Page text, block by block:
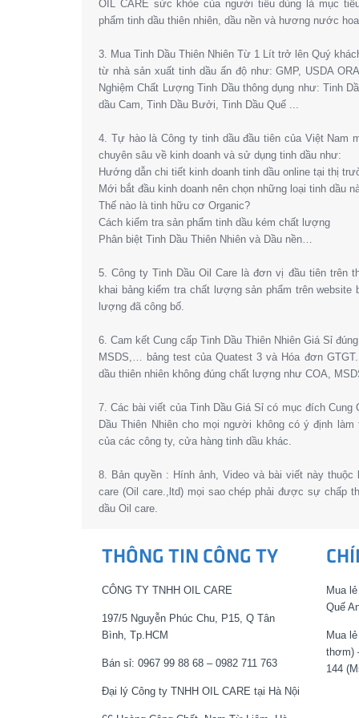
OIL CARE sức khỏe của người tiêu dùng là mục
phẩm tinh dầu thiên nhiên, dầu nền và hương nước
3. Mua Tinh Dầu Thiên Nhiên Từ 1 Lít trở lên Quý
từ nhà sản xuất tinh dầu ấn độ như: GMP, USDA
Nghiệm Chất Lượng Tinh Dầu thông dụng như: Tinh
dầu Cam, Tinh Dầu Bưởi, Tinh Dầu Quế ...
4. Tự hào là Công ty tinh dầu đầu tiên của Việt Nam
chuyên sâu về kinh doanh và sử dụng tinh dầu như:
Hướng dẫn chi tiết kinh doanh tinh dầu online tại thị
Mới bắt đầu kinh doanh nên chọn những loại tinh dầu
Thế nào là tinh hữu cơ Organic?
Cách kiểm tra sản phẩm tinh dầu kém chất lượng
Phân biệt Tinh Dầu Thiên Nhiên và Dầu nền…
5. Công ty Tinh Dầu Oil Care là đơn vị đầu tiên trên
khai bảng kiểm tra chất lượng sản phẩm trên website
lượng đã công bố.
6. Cam kết Cung cấp Tinh Dầu Thiên Nhiên Giá Sỉ
MSDS,… bảng test của Quatest 3 và Hóa đơn
dầu thiên nhiên không đúng chất lượng như COA,
7. Các bài viết của Tinh Dầu Giá Sỉ có mục đích Cung
Dầu Thiên Nhiên cho mọi người không có ý định
của các công ty, cửa hàng tinh dầu khác.
8. Bản quyền : Hính ảnh, Video và bài viết này thuộc
care (Oil care.,ltd) mọi sao chép phải được sự chấp
dầu Oil care.
THÔNG TIN CÔNG TY
CÔNG TY TNHH OIL CARE
197/5 Nguyễn Phúc Chu, P15, Q Tân
Bình, Tp.HCM
Bán sỉ: 0967 99 88 68 – 0982 711 763
Đại lý Công ty TNHH OIL CARE tại Hà Nội
Mua
Quế
Mua
thơm)
144